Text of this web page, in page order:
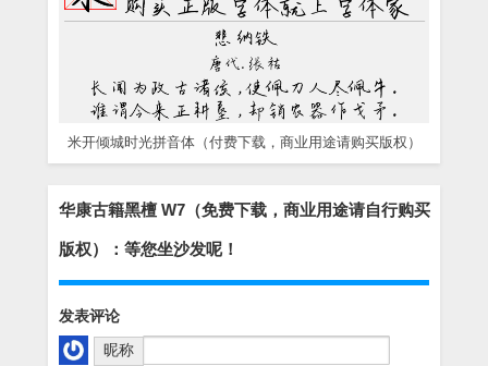
米开倾城时光拼音体（付费下载，商业用途请购买版权）
华康古籍黑檀 W7（免费下载，商业用途请自行购买
版权）：等您坐沙发呢！
发表评论
昵称